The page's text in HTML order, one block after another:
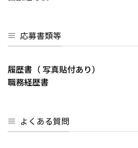
応募書類等
履歴書（ 写真貼付あり）
職務経歴書
よくある質問